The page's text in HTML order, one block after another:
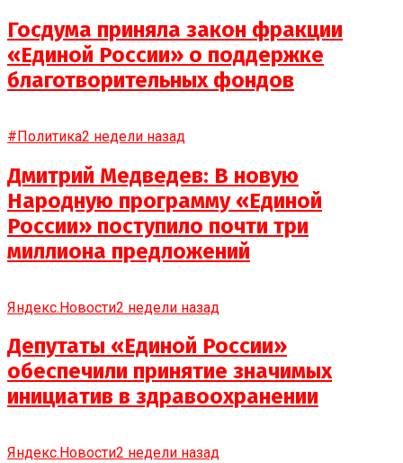
Госдума приняла закон фракции
«Единой России» о поддержке
благотворительных фондов
#Политика2 недели назад
Дмитрий Медведев: В новую
Народную программу «Единой
России» поступило почти три
миллиона предложений
Яндекс.Новости2 недели назад
Депутаты «Единой России»
обеспечили принятие значимых
инициатив в здравоохранении
Яндекс.Новости2 недели назад